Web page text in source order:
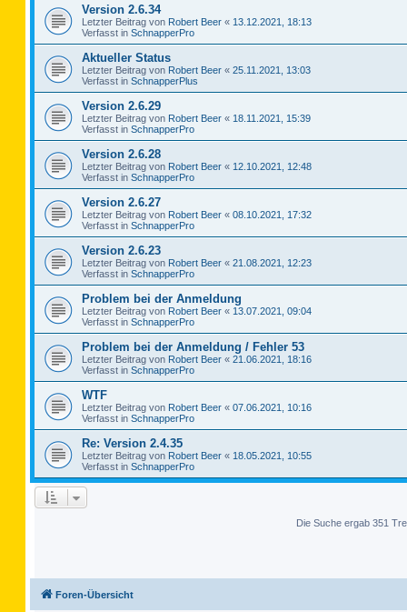
Version 2.6.34
Letzter Beitrag von Robert Beer « 13.12.2021, 18:13
Verfasst in SchnapperPro
Aktueller Status
Letzter Beitrag von Robert Beer « 25.11.2021, 13:03
Verfasst in SchnapperPlus
Version 2.6.29
Letzter Beitrag von Robert Beer « 18.11.2021, 15:39
Verfasst in SchnapperPro
Version 2.6.28
Letzter Beitrag von Robert Beer « 12.10.2021, 12:48
Verfasst in SchnapperPro
Version 2.6.27
Letzter Beitrag von Robert Beer « 08.10.2021, 17:32
Verfasst in SchnapperPro
Version 2.6.23
Letzter Beitrag von Robert Beer « 21.08.2021, 12:23
Verfasst in SchnapperPro
Problem bei der Anmeldung
Letzter Beitrag von Robert Beer « 13.07.2021, 09:04
Verfasst in SchnapperPro
Problem bei der Anmeldung / Fehler 53
Letzter Beitrag von Robert Beer « 21.06.2021, 18:16
Verfasst in SchnapperPro
WTF
Letzter Beitrag von Robert Beer « 07.06.2021, 10:16
Verfasst in SchnapperPro
Re: Version 2.4.35
Letzter Beitrag von Robert Beer « 18.05.2021, 10:55
Verfasst in SchnapperPro
Die Suche ergab 351
Foren-Übersicht